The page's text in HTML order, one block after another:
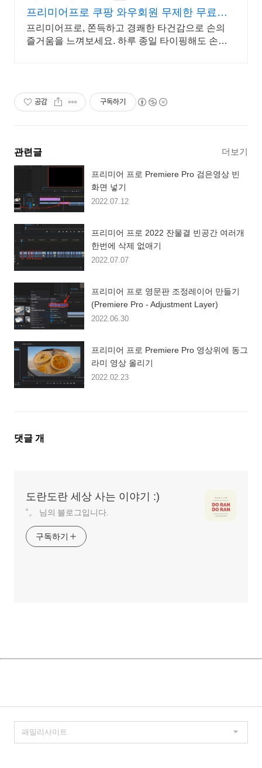
프리미어프로 쿠팡 와우회원 무제한 무료배
송
프리미어프로, 쫀득하고 경쾌한 타건감으로 손의
즐거움을 느껴보세요. 하루 종일 타이핑해도 손끝
공감 구독하기
관련글 더보기
프리미어 프로 Premiere Pro 검은영상 빈
화면 넣기
2022.07.12
프리미어 프로 2022 잔물결 빈공간 여러개
한번에 삭제 없애기
2022.07.07
프리미어 프로 영문판 조정레이어 만들기
(Premiere Pro - Adjustment Layer)
2022.06.30
프리미어 프로 Premiere Pro 영상위에 동그
라미 영상 올리기
2022.02.23
댓
댓글 개
도란도란 세상 사는 이야기 :)
˚。 님의 블로그입니다.
구독하기